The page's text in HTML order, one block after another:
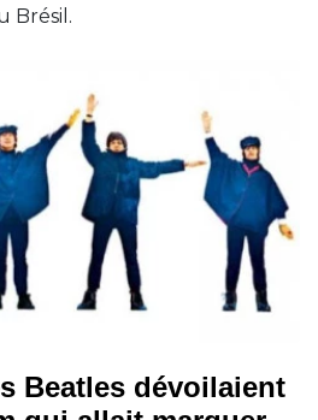
Brésil.
Beatles dévoilaient